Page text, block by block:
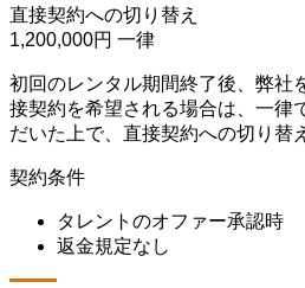
直接契約への切り替え
1,200,000円 一律
初回のレンタル期間終了後、弊社
接契約を希望される場合は、一律
だいた上で、直接契約への切り替
契約条件
タレントのオファー承認時
返金規定なし